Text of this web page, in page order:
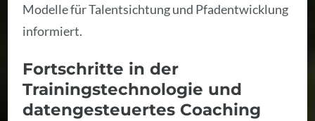
Modelle für Talentsichtung und Pfadentwicklung
informiert.
Fortschritte in der
Trainingstechnologie und
datengesteuertes Coaching